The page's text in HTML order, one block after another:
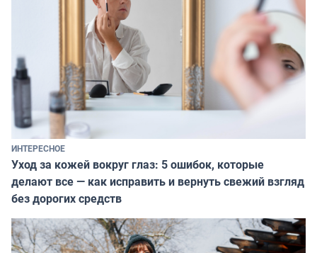
ИНТЕРЕСНОЕ
Уход за кожей вокруг глаз: 5 ошибок, которые
делают все — как исправить и вернуть свежий взгляд
без дорогих средств